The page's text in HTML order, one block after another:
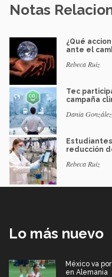
Notas
¿Qué
ante el
Rebeca Ruiz
Tec
campaña
Dania González
reducción
Rebeca Ruiz
Lo más nuevo
México va
en Alemania